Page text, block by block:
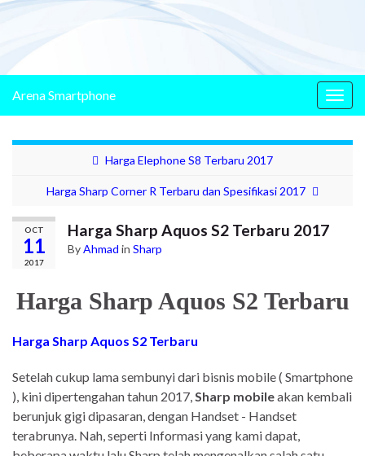
Arena Smartphone
Harga Elephone S8 Terbaru 2017
Harga Sharp Corner R Terbaru dan Spesifikasi 2017
OCT
11
2017
Harga Sharp Aquos S2 Terbaru 2017
ByAhmad in Sharp
Harga Sharp Aquos S2 Terbaru
Harga Sharp Aquos S2 Terbaru
Setelah cukup lama sembunyi dari bisnis mobile ( Smartphone
), kini dipertengahan tahun 2017,Sharp mobileakan kembali
berunjuk gigi dipasaran, dengan Handset - Handset
terabrunya. Nah, seperti Informasi yang kami dapat,